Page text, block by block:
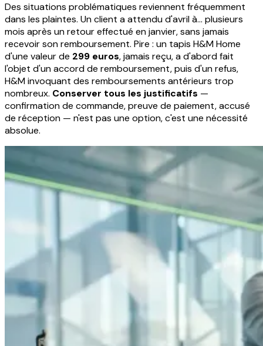
Des situations problématiques reviennent fréquemment
dans les plaintes. Un client a attendu d'avril à… plusieurs
mois après un retour effectué en janvier, sans jamais
recevoir son remboursement. Pire : un tapis H&M Home
d'une valeur de 299 euros, jamais reçu, a d'abord fait
l'objet d'un accord de remboursement, puis d'un refus,
H&M invoquant des remboursements antérieurs trop
nombreux. Conserver tous les justificatifs —
confirmation de commande, preuve de paiement, accusé
de réception — n'est pas une option, c'est une nécessité
absolue.